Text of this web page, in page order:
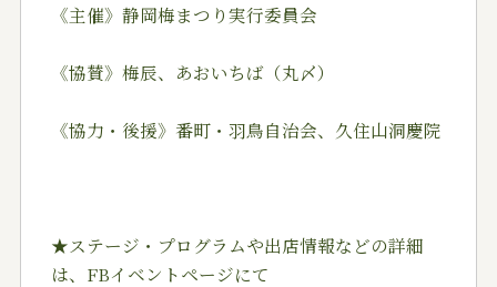
《主催》静岡梅まつり実行委員会
《協賛》梅辰、あおいちば（丸〆）
《協力・後援》番町・羽鳥自治会、久住山洞慶院
★ステージ・プログラムや出店情報などの詳細
は、FBイベントページにて